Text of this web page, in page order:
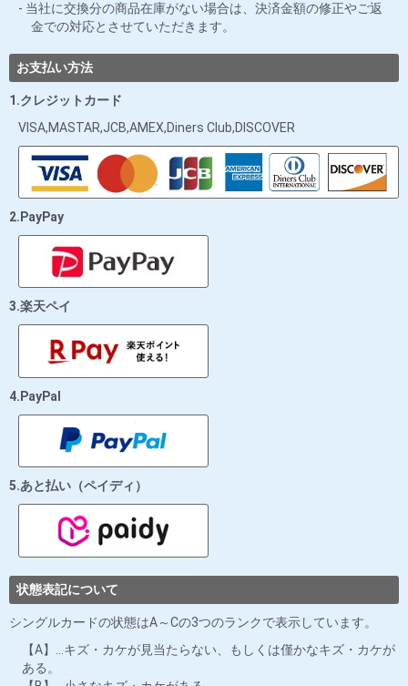
当社に交換分の商品在庫がない場合は、決済金額の修正やご返
金での対応とさせていただきます。
お支払い方法
1.クレジットカード
VISA,MASTAR,JCB,AMEX,Diners Club,DISCOVER
2.PayPay
3.楽天ペイ
4.PayPal
5.あと払い（ペイディ）
状態表記について
シングルカードの状態はA～Cの3つのランクで表示しています。
【A】…キズ・カケが見当たらない、もしくは僅かなキズ・カケが
ある。